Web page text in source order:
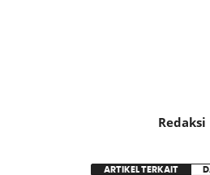
Redaksi
ARTIKEL TERKAIT